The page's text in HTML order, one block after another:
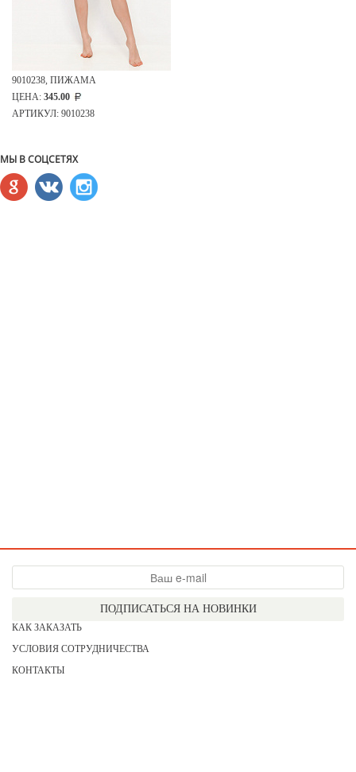
9010238, ПИЖАМА
ЦЕНА: 345.00
АРТИКУЛ: 9010238
МЫ В СОЦСЕТЯХ
ПОДПИСАТЬСЯ НА НОВИНКИ
КАК ЗАКАЗАТЬ
УСЛОВИЯ СОТРУДНИЧЕСТВА
КОНТАКТЫ